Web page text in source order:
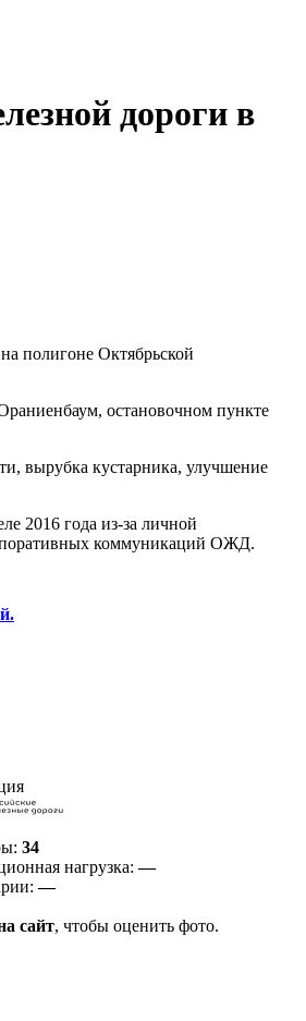
дороги в
полигоне Октябрьской
остановочном пункте
вырубка кустарника, улучшение
2016 года из-за личной
коммуникаций ОЖД.
34
нагрузка:—
—
сайт, чтобы оценить фото.